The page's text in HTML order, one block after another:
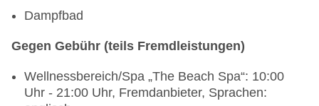
Dampfbad
Gegen Gebühr (teils Fremdleistungen)
Wellnessbereich/Spa „The Beach Spa“: 10:00
Uhr - 21:00 Uhr, Fremdanbieter, Sprachen: